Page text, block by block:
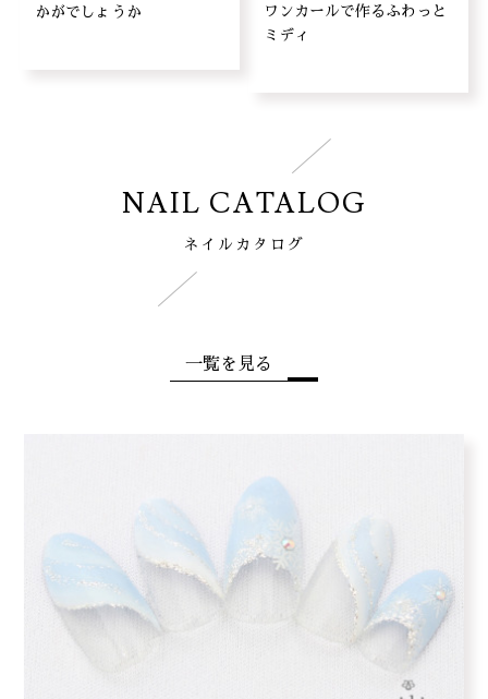
かがでしょうか
ワンカールで作るふわっと
ミディ
NAIL CATALOG
ネイルカタログ
一覧を見る